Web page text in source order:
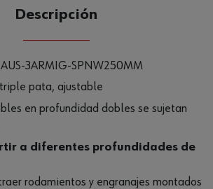
Descripción
3ARMIG-SPNW250MM
pata, ajustable
en profundidad dobles se sujetan
a diferentes profundidades de
rodamientos y engranajes montados